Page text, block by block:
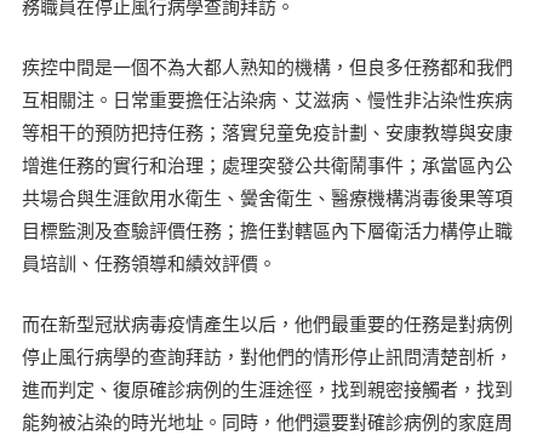
務職員在停止風行病學查詢拜訪。
疾控中間是一個不為大都人熟知的機構，但良多任務都和我們
互相關注。日常重要擔任沾染病、艾滋病、慢性非沾染性疾病
等相干的預防把持任務；落實兒童免疫計劃、安康教導與安康
增進任務的實行和治理；處理突發公共衛鬧事件；承當區內公
共場合與生涯飲用水衛生、黌舍衛生、醫療機構消毒後果等項
目標監測及查驗評價任務；擔任對轄區內下層衛活力構停止職
員培訓、任務領導和績效評價。
而在新型冠狀病毒疫情產生以后，他們最重要的任務是對病例
停止風行病學的查詢拜訪，對他們的情形停止訊問清楚剖析，
進而判定、復原確診病例的生涯途徑，找到親密接觸者，找到
能夠被沾染的時光地址。同時，他們還要對確診病例的家庭周